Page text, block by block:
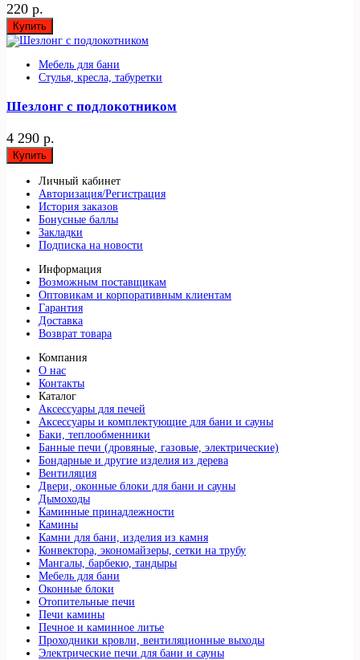
220 р.
Купить
Мебель для бани
Стулья, кресла, табуретки
Шезлонг с подлокотником
4 290 р.
Купить
Личный кабинет
Авторизация/Регистрация
История заказов
Бонусные баллы
Закладки
Подписка на новости
Информация
Возможным поставщикам
Оптовикам и корпоративным клиентам
Гарантия
Доставка
Возврат товара
Компания
О нас
Контакты
Каталог
Аксессуары для печей
Аксессуары и комплектующие для бани и сауны
Баки, теплообменники
Банные печи (дровяные, газовые, электрические)
Бондарные и другие изделия из дерева
Вентиляция
Двери, оконные блоки для бани и сауны
Дымоходы
Каминные принадлежности
Камины
Камни для бани, изделия из камня
Конвектора, экономайзеры, сетки на трубу
Мангалы, барбекю, тандыры
Мебель для бани
Оконные блоки
Отопительные печи
Печи камины
Печное и каминное литье
Проходники кровли, вeнтиляционные выходы
Электрические печи для бани и сауны